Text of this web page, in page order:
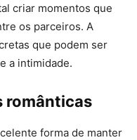
criar momentos que
os parceiros. A
que podem ser
a intimidade.
românticas
forma de manter